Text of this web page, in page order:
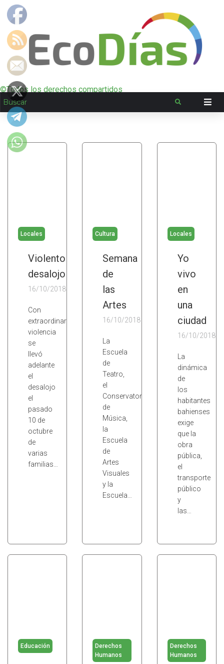
©Todos los derechos compartidos
Locales
Violento
desalojo
16/10/2018
Con
extraordinaria
violencia
se
llevó
adelante
el
desalojo
el
pasado
10 de
octubre
de
varias
familias…
Cultura
Semana
de
las
Artes
16/10/2018
La
Escuela
de
Teatro,
el
Conservatorio
de
Música,
la
Escuela
de
Artes
Visuales
y la
Escuela…
Locales
Yo
vivo
en
una
ciudad
16/10/2018
La
dinámica
de
los
habitantes
bahienses
exige
que la
obra
pública,
el
transporte
público
y
las…
Educación
Derechos
Humanos
Derechos
Humanos